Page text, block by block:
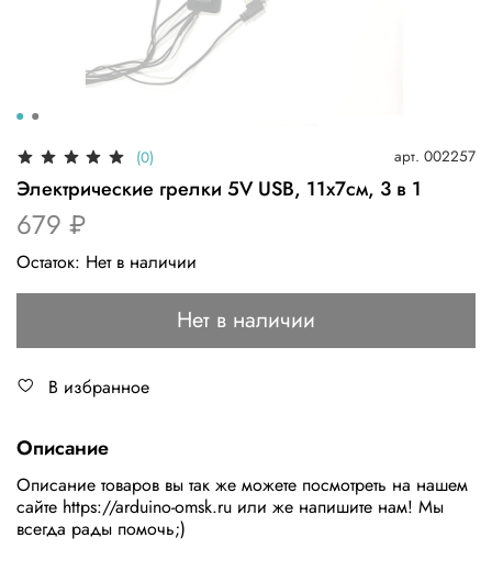
(0) арт. 002257
Электрические грелки 5V USB, 11x7см, 3 в 1
679 ₽
Остаток: Нет в наличии
Нет в наличии
В избранное
Описание
Описание товаров вы так же можете поcмотреть на нашем
сайте https://arduino-omsk.ru или же напишите нам! Мы
вcегда рады помочь;)